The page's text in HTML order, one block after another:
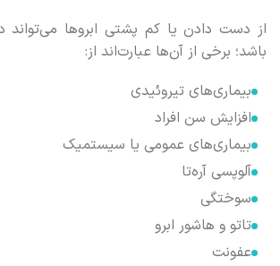
از دست دادن یا کم پشتی ابروها می‌تواند
باشد؛ برخی از آن‌ها عبارت‌اند از:
بیماری‌های تیروئیدی
افزایش سن افراد
بیماری‌های عمومی یا سیستمیک
آلوپسی آره‌تا
سوختگی
تاتو و هاشور ابرو
عفونت